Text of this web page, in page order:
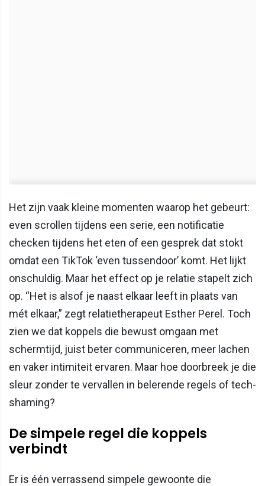
Het zijn vaak kleine momenten waarop het gebeurt:
even scrollen tijdens een serie, een notificatie
checken tijdens het eten of een gesprek dat stokt
omdat een TikTok ‘even tussendoor’ komt. Het lijkt
onschuldig. Maar het effect op je relatie stapelt zich
op. “Het is alsof je naast elkaar leeft in plaats van
mét elkaar,” zegt relatietherapeut Esther Perel. Toch
zien we dat koppels die bewust omgaan met
schermtijd, juist beter communiceren, meer lachen
en vaker intimiteit ervaren. Maar hoe doorbreek je die
sleur zonder te vervallen in belerende regels of tech-
shaming?
De simpele regel die koppels
verbindt
Er is één verrassend simpele gewoonte die